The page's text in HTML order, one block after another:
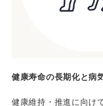
健康寿命の長期化と病
健康維持・推進に向け